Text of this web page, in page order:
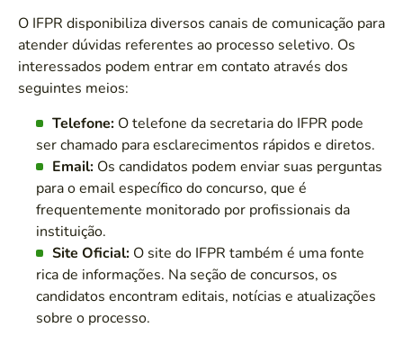
O IFPR disponibiliza diversos canais de comunicação para
atender dúvidas referentes ao processo seletivo. Os
interessados podem entrar em contato através dos
seguintes meios:
Telefone: O telefone da secretaria do IFPR pode
ser chamado para esclarecimentos rápidos e diretos.
Email: Os candidatos podem enviar suas perguntas
para o email específico do concurso, que é
frequentemente monitorado por profissionais da
instituição.
Site Oficial: O site do IFPR também é uma fonte
rica de informações. Na seção de concursos, os
candidatos encontram editais, notícias e atualizações
sobre o processo.